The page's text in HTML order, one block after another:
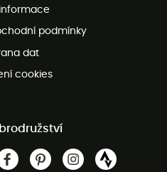
podmínky
dat
cookies